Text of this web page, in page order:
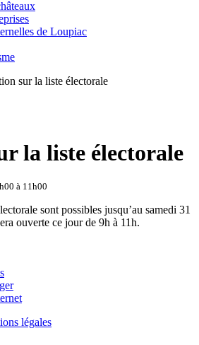
de Loupiac
sur la liste électorale
la liste électorale
à 11h00
sont possibles jusqu’au samedi 31
ouverte ce jour de 9h à 11h.
légales